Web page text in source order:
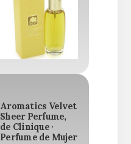
Aromatics Velvet
Sheer Perfume,
de Clinique ·
Perfume de Mujer